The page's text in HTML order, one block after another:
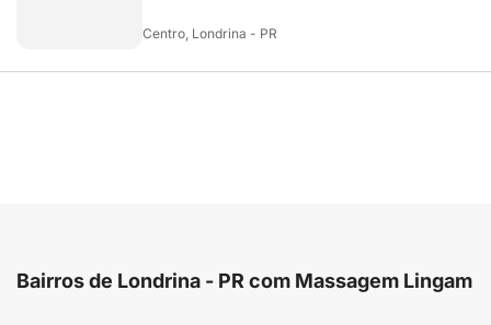
Centro, Londrina - PR
Bairros de Londrina - PR com Massagem Lingam